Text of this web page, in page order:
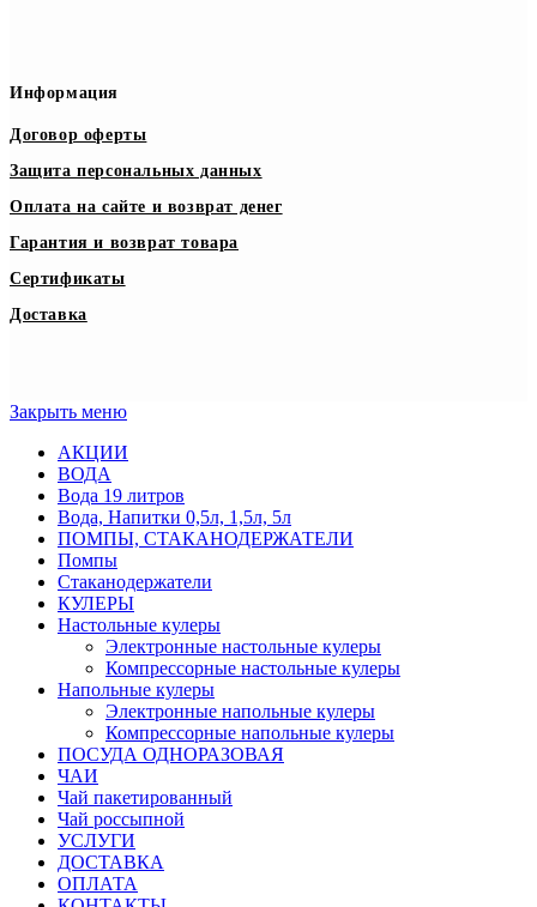
Информация
Договор оферты
Защита персональных данных
Оплата на сайте и возврат денег
Гарантия и возврат товара
Сертификаты
Доставка
Закрыть меню
АКЦИИ
ВОДА
Вода 19 литров
Вода, Напитки 0,5л, 1,5л, 5л
ПОМПЫ, СТАКАНОДЕРЖАТЕЛИ
Помпы
Стаканодержатели
КУЛЕРЫ
Настольные кулеры
Электронные настольные кулеры
Компрессорные настольные кулеры
Напольные кулеры
Электронные напольные кулеры
Компрессорные напольные кулеры
ПОСУДА ОДНОРАЗОВАЯ
ЧАИ
Чай пакетированный
Чай россыпной
УСЛУГИ
ДОСТАВКА
ОПЛАТА